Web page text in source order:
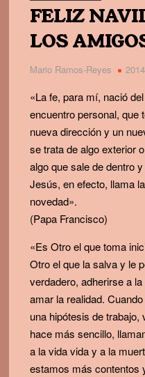
FELIZ
LOS
Mario Ramos-Reyes
«La fe, para mí, nació
encuentro personal, que
nueva dirección y un
se trata de algo exterior
algo que sale de dentro
Jesús, en efecto, llama
novedad».
(Papa Francisco)
«Es Otro el que toma
Otro el que la salva y le
verdadero, adherirse a
amar la realidad.
una hipótesis de
hace más sencillo,
a la vida vida y a la
estamos más contentos